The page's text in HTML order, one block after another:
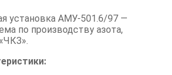
установка АМУ-501.6/97 —
по производству азота,